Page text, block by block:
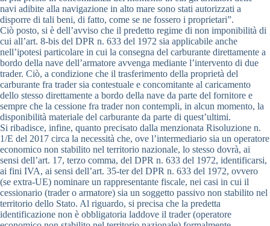
navi adibite alla navigazione in alto mare sono stati autorizzati a
disporre di tali beni, di fatto, come se ne fossero i proprietari”.
Ciò posto, si è dell’avviso che il predetto regime di non imponibilità di
cui all’art. 8-bis del DPR n. 633 del 1972 sia applicabile anche
nell’ipotesi particolare in cui la consegna del carburante direttamente a
bordo della nave dell’armatore avvenga mediante l’intervento di due
trader. Ciò, a condizione che il trasferimento della proprietà del
carburante fra trader sia contestuale e concomitante al caricamento
dello stesso direttamente a bordo della nave da parte del fornitore e
sempre che la cessione fra trader non contempli, in alcun momento, la
disponibilità materiale del carburante da parte di quest’ultimi.
Si ribadisce, infine, quanto precisato dalla menzionata Risoluzione n.
1/E del 2017 circa la necessità che, ove l’intermediario sia un operatore
economico non stabilito nel territorio nazionale, lo stesso dovrà, ai
sensi dell’art. 17, terzo comma, del DPR n. 633 del 1972, identificarsi,
ai fini IVA, ai sensi dell’art. 35-ter del DPR n. 633 del 1972, ovvero
(se extra-UE) nominare un rappresentante fiscale, nei casi in cui il
cessionario (trader o armatore) sia un soggetto passivo non stabilito nel
territorio dello Stato. Al riguardo, si precisa che la predetta
identificazione non è obbligatoria laddove il trader (operatore